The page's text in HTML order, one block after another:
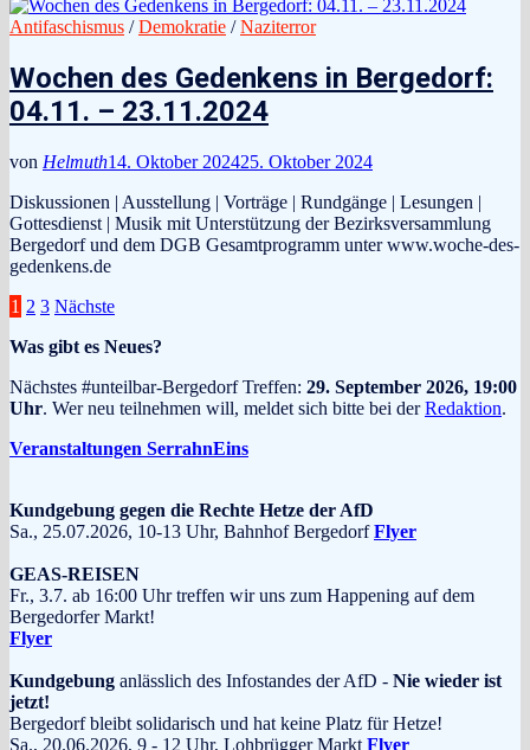
Antifaschismus /Demokratie /Naziterror
Wochen des Gedenkens in Bergedorf:
04.11. – 23.11.2024
von Helmuth14. Oktober 202425. Oktober 2024
Diskussionen | Ausstellung | Vorträge | Rundgänge | Lesungen |
Gottesdienst | Musik mit Unterstützung der Bezirksversammlung
Bergedorf und dem DGB Gesamtprogramm unter www.woche-des-
gedenkens.de
Seitennummerierung
der
Beiträge
1 2 3 Nächste
Was gibt es Neues?
Nächstes #unteilbar-Bergedorf Treffen: 29. September 2026, 19:00
Uhr. Wer neu teilnehmen will, meldet sich bitte bei derRedaktion.
Veranstaltungen SerrahnEins
Kundgebung gegen die Rechte Hetze der AfD
Sa., 25.07.2026, 10-13 Uhr, Bahnhof BergedorfFlyer
GEAS-REISEN
Fr., 3.7. ab 16:00 Uhr treffen wir uns zum Happening auf dem
Bergedorfer Markt!
Flyer
Kundgebung anlässlich des Infostandes der AfD - Nie wieder ist
jetzt!
Bergedorf bleibt solidarisch und hat keine Platz für Hetze!
Sa., 20.06.2026, 9 - 12 Uhr, Lohbrügger Markt Flyer